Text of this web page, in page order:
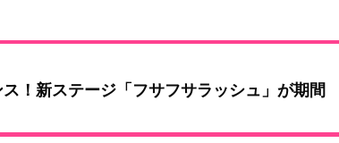
！新ステージ「フサフサラッシュ」が期間